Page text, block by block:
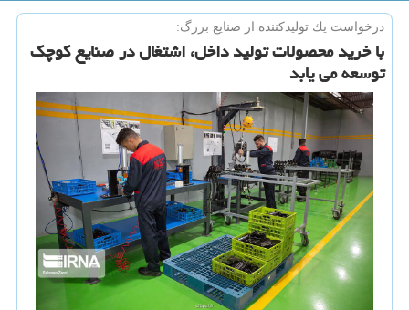
درخواست یك تولیدكننده از صنایع بزرگ:
با خرید محصولات تولید داخل، اشتغال در صنایع كوچك
توسعه می یابد